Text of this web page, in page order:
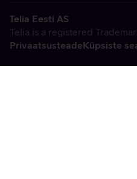
Telia Eesti AS
Telia is a registered
PrivaatsusteadeKüpsiste